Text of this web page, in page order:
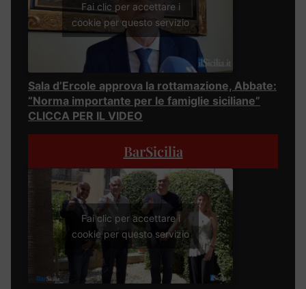
Fai clic per accettare i
cookie per questo servizio
Sala d’Ercole approva la rottamazione, Abbate:
“Norma importante per le famiglie siciliane”
CLICCA PER IL VIDEO
BarSicilia
Fai clic per accettare i
cookie per questo servizio